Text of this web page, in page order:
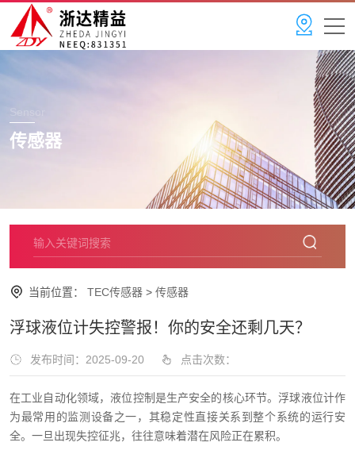
Sensor
传感器
当前位置： TEC传感器 > 传感器
浮球液位计失控警报！你的安全还剩几天？
发布时间：2025-09-20 点击次数：
在工业自动化领域，液位控制是生产安全的核心环节。浮球液位计作
为最常用的监测设备之一，其稳定性直接关系到整个系统的运行安
全。一旦出现失控征兆，往往意味着潜在风险正在累积。